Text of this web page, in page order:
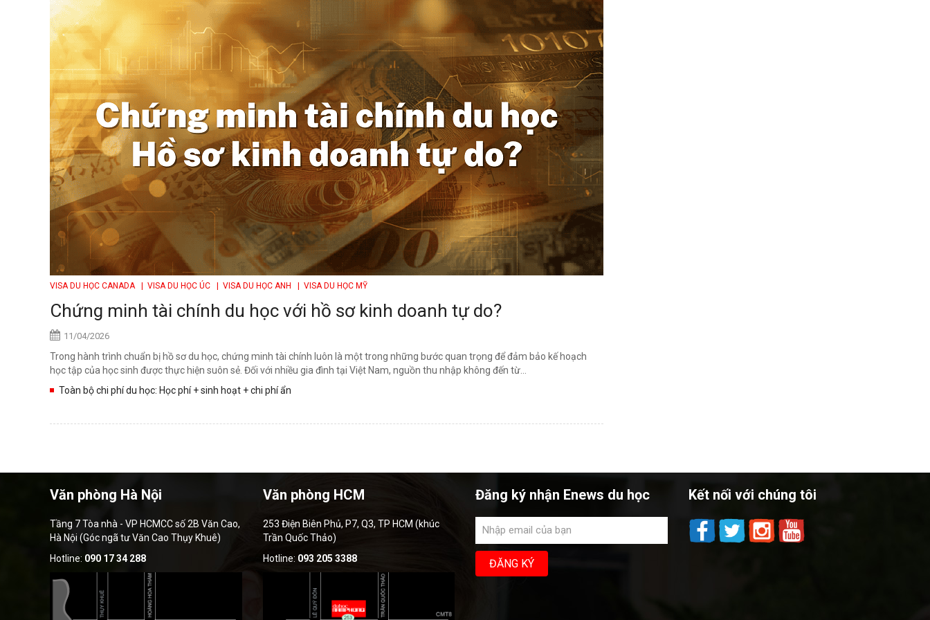
VISA DU HỌC CANADA | VISA DU HỌC ÚC | VISA DU HỌC ANH | VISA DU HỌC MỸ
Chứng minh tài chính du học với hồ sơ kinh doanh tự do?
11/04/2026
Trong hành trình chuẩn bị hồ sơ du học, chứng minh tài chính luôn là một trong những bước quan trọng để đảm bảo kế hoạch
học tập của học sinh được thực hiện suôn sẻ. Đối với nhiều gia đình tại Việt Nam, nguồn thu nhập không đến từ...
Toàn bộ chi phí du học: Học phí + sinh hoạt + chi phí ẩn
Văn phòng Hà Nội
Tầng 7 Tòa nhà - VP HCMCC số 2B Văn Cao,
Hà Nội (Góc ngã tư Văn Cao Thụy Khuê)
Hotline: 090 17 34 288
Văn phòng HCM
253 Điện Biên Phủ, P7, Q3, TP HCM (khúc
Trần Quốc Thảo)
Hotline: 093 205 3388
Đăng ký nhận Enews du học Kết nối với chúng tôi